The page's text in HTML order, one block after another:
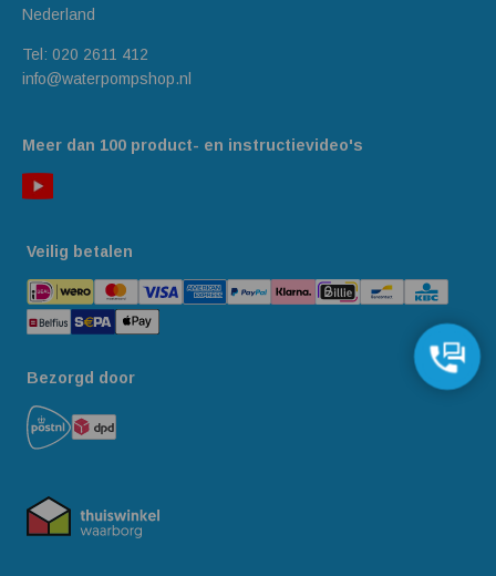
Meer dan 100 product- en instructievideo's
Nederland
Tel: 020 2611 412
info@waterpompshop.nl
Veilig betalen
Bezorgd door